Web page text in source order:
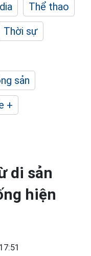
Thể thao
Thời sự
sản
+
di sản
hiện